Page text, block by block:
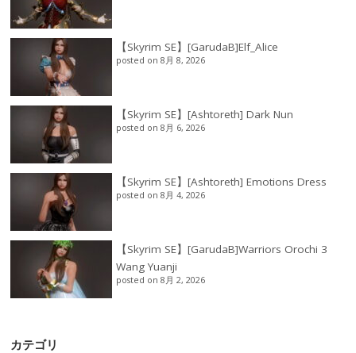
【Skyrim SE】[GarudaB]Elf_Alice
posted on 8月 8, 2026
【Skyrim SE】[Ashtoreth] Dark Nun
posted on 8月 6, 2026
【Skyrim SE】[Ashtoreth] Emotions Dress
posted on 8月 4, 2026
【Skyrim SE】[GarudaB]Warriors Orochi 3
Wang Yuanji
posted on 8月 2, 2026
カテゴリ